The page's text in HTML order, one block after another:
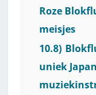
Roze
meisjes
10.8)
uniek